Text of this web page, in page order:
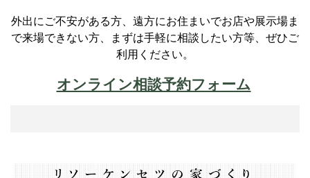
外出にご不安がある方、遠方にお住まいでお店や展示場ま
で来場できない方、まずは手軽に相談したい方等、ぜひご
利用ください。
オンライン相談予約フォーム